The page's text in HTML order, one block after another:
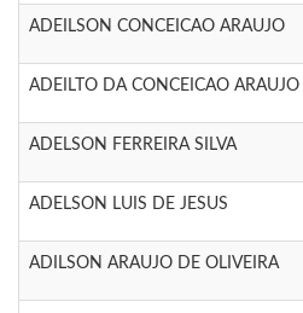
ADEILSON CONCEICAO ARAUJO
ADEILTO DA CONCEICAO ARAUJO
ADELSON FERREIRA SILVA
ADELSON LUIS DE JESUS
ADILSON ARAUJO DE OLIVEIRA